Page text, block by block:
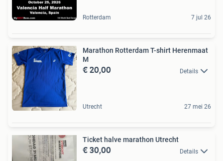
Rotterdam 7 jul 26
Marathon Rotterdam T-shirt Herenmaat
M
€ 20,00 Details
Utrecht 27 mei 26
Ticket halve marathon Utrecht
€ 30,00 Details